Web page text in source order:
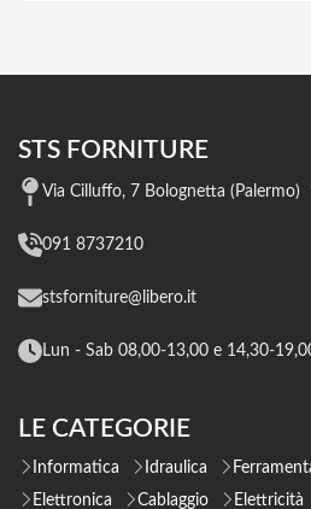
STS FORNITURE
Via Cilluffo, 7 Bolognetta (Palermo)
091 8737210
stsforniture@libero.it
Lun - Sab 08,00-13,00 e 14,30-
LE CATEGORIE
Informatica Idraulica
Elettronica
Cablaggio Elettricità